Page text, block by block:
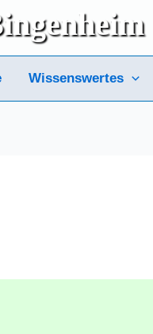
Wissenswertes